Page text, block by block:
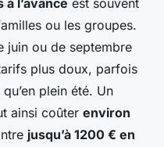
ou les groupes.
juin ou de septembre
plus doux, parfois
plein été. Un
ainsi coûter environ
jusqu’à 1200 € en